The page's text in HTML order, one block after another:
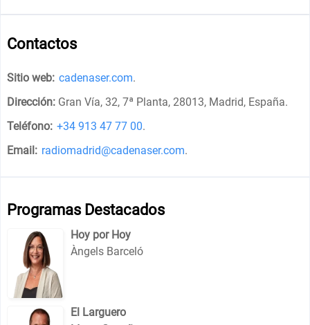
Contactos
Sitio web: cadenaser.com.
Dirección: Gran Vía, 32, 7ª Planta, 28013, Madrid, España.
Teléfono: +34 913 47 77 00.
Email: radiomadrid@cadenaser.com.
Programas Destacados
Hoy por Hoy
Àngels Barceló
El Larguero